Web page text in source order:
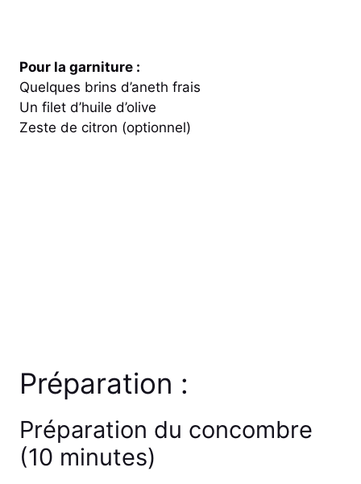
Pour la garniture :
Quelques brins d’aneth frais
Un filet d’huile d’olive
Zeste de citron (optionnel)
Préparation :
Préparation du concombre
(10 minutes)